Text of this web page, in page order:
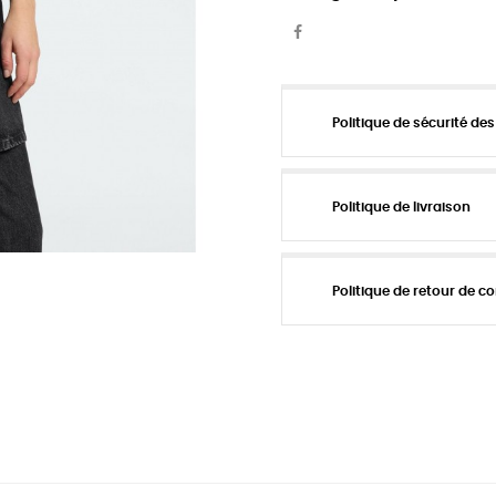
Politique de sécurité
Politique de livraison
Politique de retour de